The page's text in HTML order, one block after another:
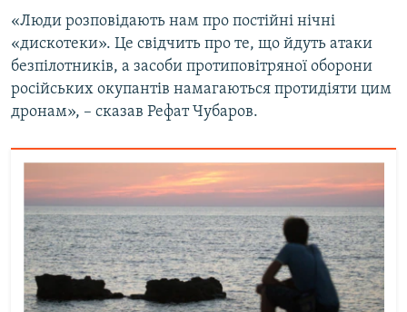
«Люди розповідають нам про постійні нічні
«дискотеки». Це свідчить про те, що йдуть атаки
безпілотників, а засоби протиповітряної оборони
російських окупантів намагаються протидіяти цим
дронам», – сказав Рефат Чубаров.